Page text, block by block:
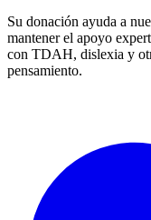
Su donación ayuda a
mantener el apoyo
con TDAH, dislexia y
pensamiento.